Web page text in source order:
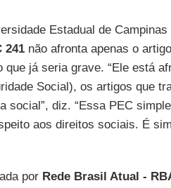
Estadual de Campinas
241não afronta apenas o
já seria grave. “Ele está
Social), os artigos que
social”, diz. “Essa PEC
aos direitos sociais. É
por Rede Brasil Atual -